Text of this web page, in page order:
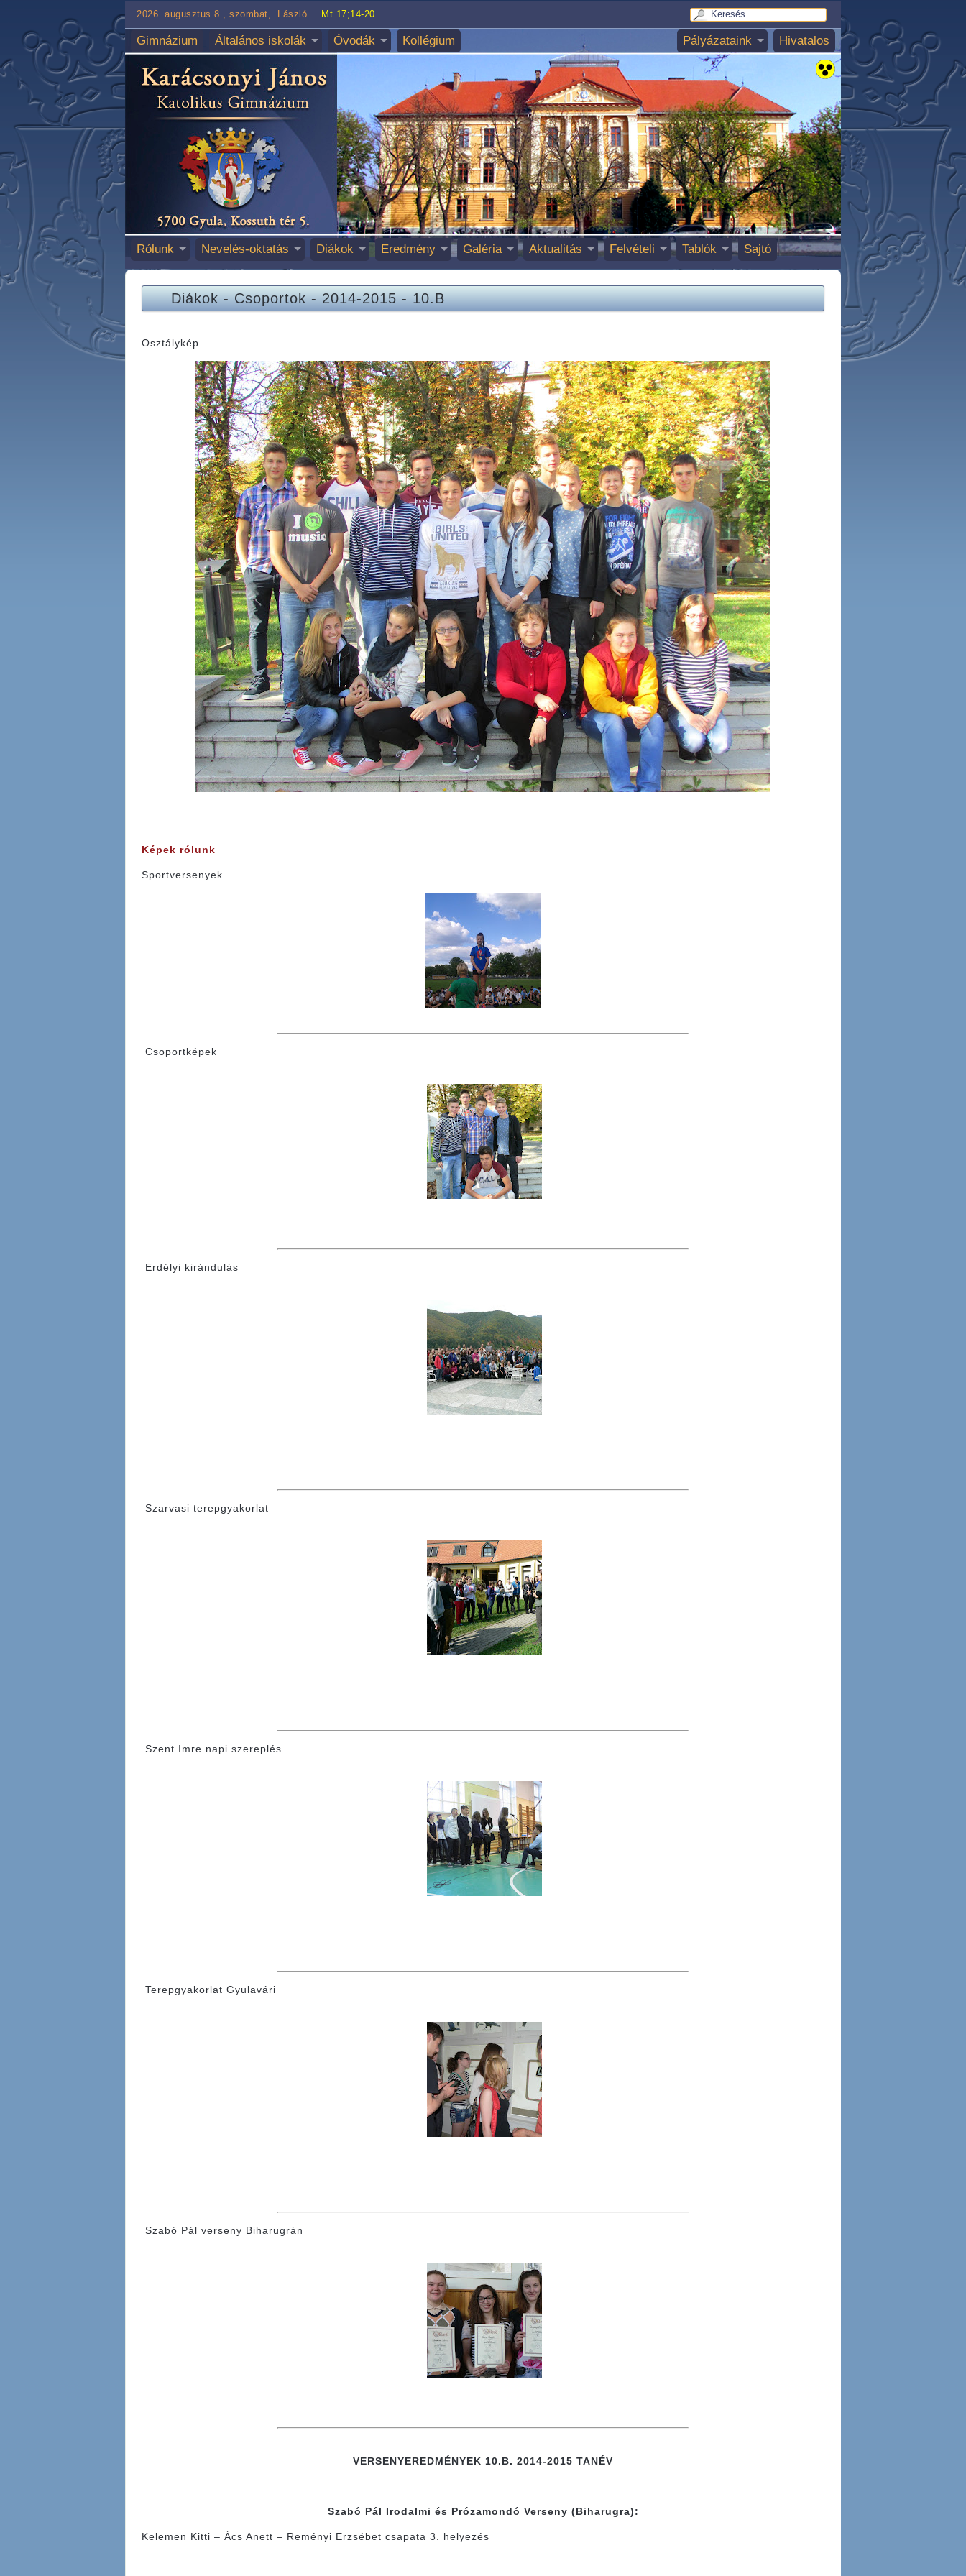
2026. augusztus 8., szombat, László Mt 17;14-20
Gimnázium Általános iskolák Óvodák Kollégium Hivatalos
Pályázataink
Rólunk Nevelés-oktatás Diákok Eredmény Galéria Aktualitás Felvételi Tablók Sajtó
Diákok-Csoportok-2014-2015-10.B
Osztálykép
Képek rólunk
Sportversenyek
Csoportképek
Erdélyi kirándulás
Szarvasi terepgyakorlat
Szent Imre napi szereplés
Terepgyakorlat Gyulavári
Szabó Pál verseny Biharugrán
VERSENYEREDMÉNYEK 10.B. 2014-2015 TANÉV
Szabó Pál Irodalmi és Prózamondó Verseny (Biharugra):
Kelemen Kitti – Ács Anett – Reményi Erzsébet csapata 3. helyezés